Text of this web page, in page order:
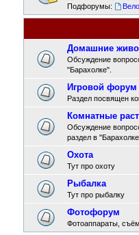
Подфорумы:
Домашние
Обсуждение
"Барахолке".
Игровой форум
Раздел посвящен
Комнатные
Обсуждение
раздел в
Охота
Тут про охоту
Рыбалка
Тут про рыбалку
Фотофорум
Фотоаппараты,